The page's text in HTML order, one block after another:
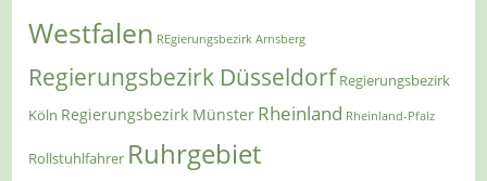
Westfalen REgierungsbezirk Arnsberg
Regierungsbezirk Düsseldorf Regierungsbezirk
Köln Regierungsbezirk Münster Rheinland Rheinland-Pfalz
Rollstuhlfahrer Ruhrgebiet